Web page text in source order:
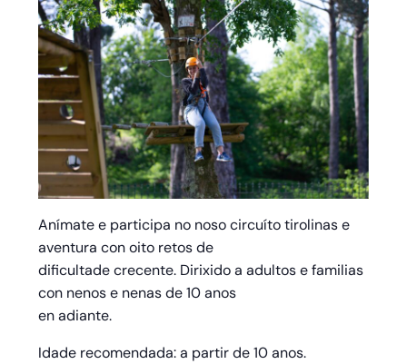
Anímate e participa no noso circuíto tirolinas e
aventura con oito retos de
dificultade crecente. Dirixido a adultos e familias
con nenos e nenas de 10 anos
en adiante.
Idade recomendada: a partir de 10 anos.